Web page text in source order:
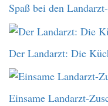
Spaß bei den
Der Landarzt: Die
Einsame Landarzt-